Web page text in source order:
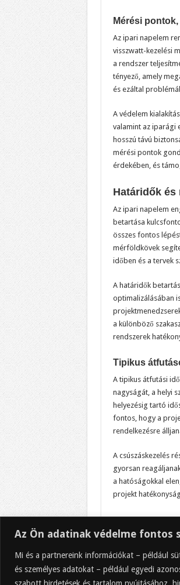
Az Ön adatinak védelme fontos
Mi és a partnereink információkat – például
és személyes adatokat – például egyedi
szabott hirdetések és tartalom nyújtásához,
Mérési
Az ipari napelem
visszwatt-kezelési
a rendszer
tényező, amely
és ezáltal
A védelem
valamint az iparági
hosszú távú
mérési pontok
érdekében, és
Határidők és
Az ipari napelem
betartása
összes fontos
mérföldkövek
időben és a tervek
A határidők
optimalizálásában
a különböző
rendszerek
Tipikus
A tipikus átfutási
nagyságát, a helyi
helyezésig tartó
fontos, hogy a
rendelkezésre
A csúszáskezelés
gyorsan
a hatóságokkal
projekt
Ipari
A projekt sikeres
engedélyeztetési
dokumentumot,
letöltése egy